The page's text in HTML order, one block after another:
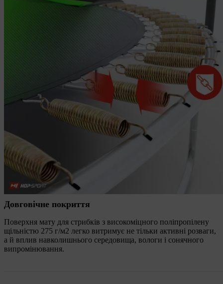
Довговічне покриття
Поверхня мату для стрибків з високоміцного поліпропілену
щільністю 275 г/м2 легко витримує не тільки активні розваги,
а й вплив навколишнього середовища, вологи і сонячного
випромінювання.